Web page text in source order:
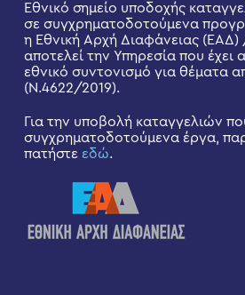
Εθνικό σημείο υποδοχής
σε συγχρηματοδοτούμενα
η Εθνική Αρχή Διαφάνειας (ΕΑΔ)
αποτελεί την Υπηρεσία που έχει
εθνικό συντονισμό για θέματα
(Ν.4622/2019).
Για την υποβολή καταγγελιών
συγχρηματοδοτούμενα έργα,
πατήστε εδώ.